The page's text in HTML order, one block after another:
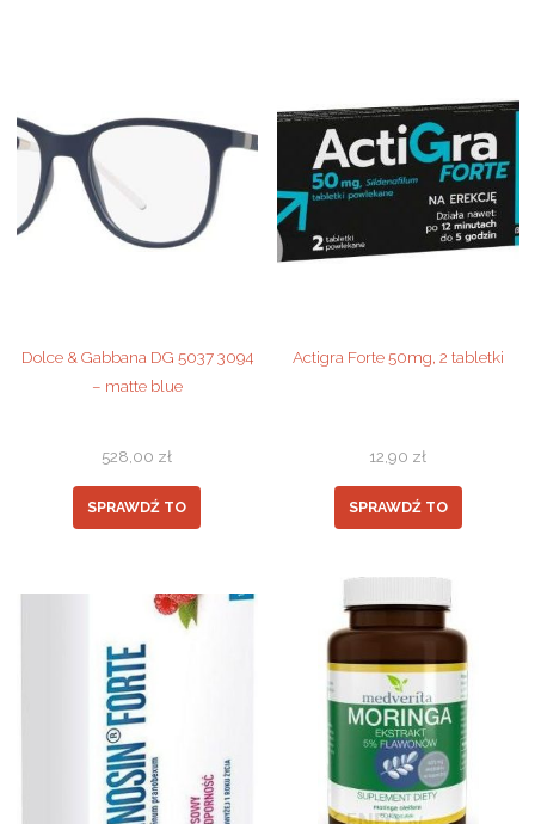
Dolce & Gabbana DG 5037 3094
– matte blue
528,00 zł
SPRAWDŹ TO
Actigra Forte 50mg, 2 tabletki
12,90 zł
SPRAWDŹ TO